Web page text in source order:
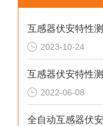
互感器伏安特性
2023-10-24
互感器伏安特性
2022-06-08
全自动互感器伏